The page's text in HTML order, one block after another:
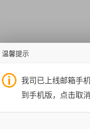
温馨提示
我司已上线邮箱手
到手机版，点击取